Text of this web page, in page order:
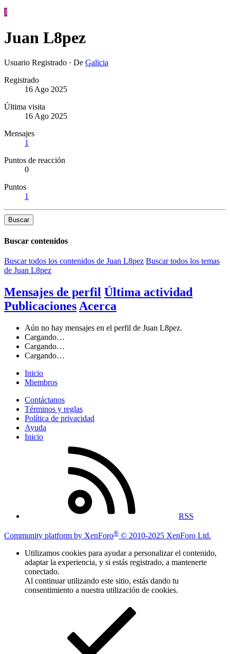
J
Juan L8pez
Usuario Registrado · De Galicia
Registrado
16 Ago 2025
Última visita
16 Ago 2025
Mensajes
1
Puntos de reacción
0
Puntos
1
Buscar
Buscar contenidos
Buscar todos los contenidos de Juan L8pez Buscar todos los temas
de Juan L8pez
Mensajes de perfil Última actividad
Publicaciones Acerca
Aún no hay mensajes en el perfil de Juan L8pez.
Cargando…
Cargando…
Cargando…
Inicio
Miembros
Contáctanos
Términos y reglas
Política de privacidad
Ayuda
Inicio
RSS
Community platform by XenForo® © 2010-2025 XenForo Ltd.
Utilizamos cookies para ayudar a personalizar el contenido,
adaptar la experiencia, y si estás registrado, a mantenerte
conectado.
Al continuar utilizando este sitio, estás dando tu
consentimiento a nuestra utilización de cookies.